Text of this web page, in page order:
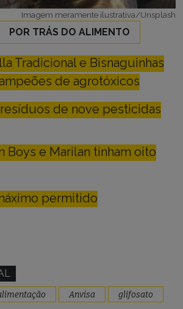
Imagem meramente ilustrativa/Unsplash
POR TRÁS DO ALIMENTO
Tradicional e Bisnaguinhas
de agrotóxicos
de nove pesticidas
Boys e Marilan tinham oito
permitido
Anvisa
glifosato